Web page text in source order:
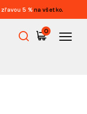
zľavou 5 % na všetko.
0